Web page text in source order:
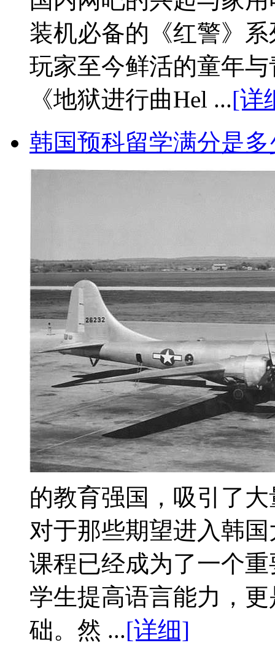
装机必备的《红警》
玩家至今鲜活的童年
《地狱进行曲Hel ...[详
韩国预科留学满分是多
的教育强国，吸引了
对于那些期望进入韩
课程已经成为了一个
学生提高语言能力，
础。然 ...[详细]